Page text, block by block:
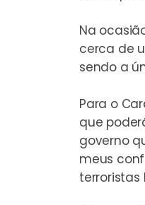
Na
cerca de
sendo a
Para o
que
governo
meus
terroristas